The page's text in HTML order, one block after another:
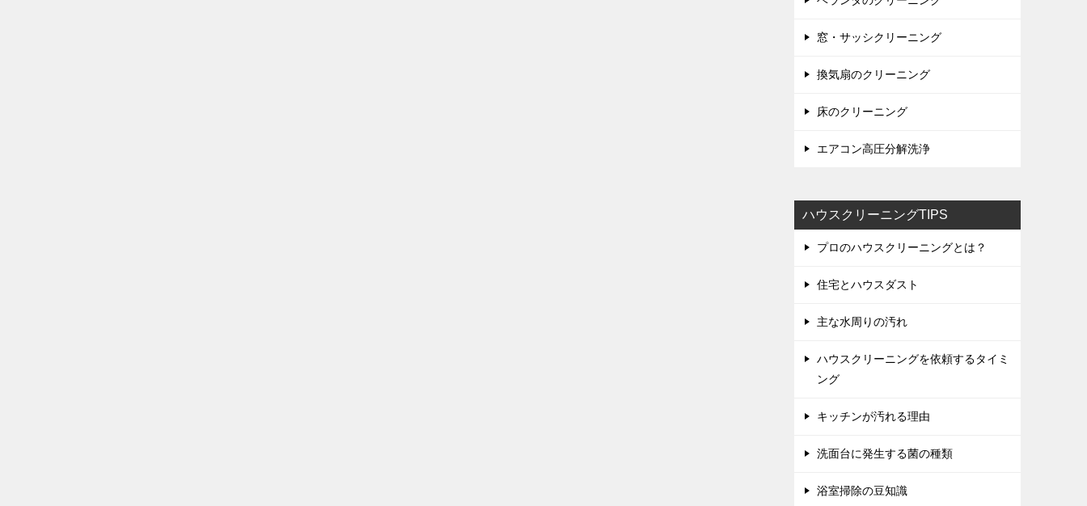
窓・サッシクリーニング
換気扇のクリーニング
床のクリーニング
エアコン高圧分解洗浄
ハウスクリーニングTIPS
プロのハウスクリーニングとは？
住宅とハウスダスト
主な水周りの汚れ
ハウスクリーニングを依頼するタイミ
ング
キッチンが汚れる理由
洗面台に発生する菌の種類
浴室掃除の豆知識